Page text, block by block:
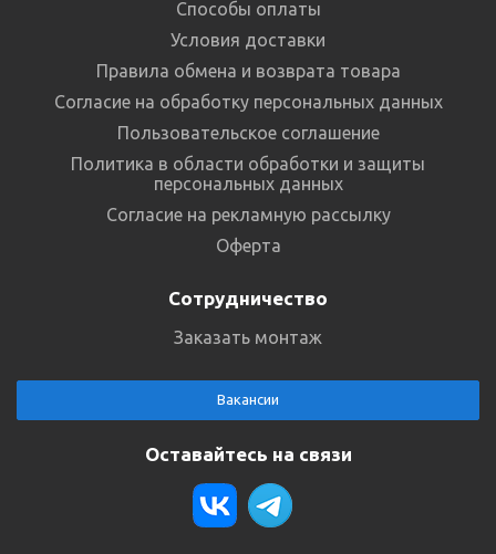
Способы оплаты
Условия доставки
Правила обмена и возврата товара
Согласие на обработку персональных данных
Пользовательское соглашение
Политика в области обработки и защиты
персональных данных
Согласие на рекламную рассылку
Оферта
Сотрудничество
Заказать монтаж
Вакансии
Оставайтесь на связи